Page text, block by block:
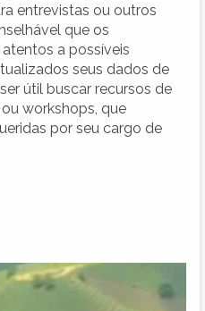
entrevistas ou outros
que os
a possíveis
seus dados de
útil buscar recursos de
workshops, que
por seu cargo de